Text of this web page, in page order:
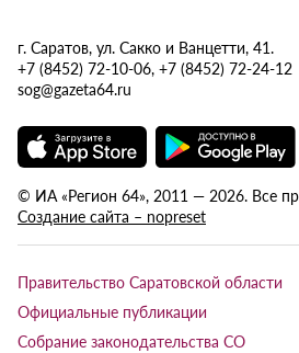
г. Саратов, ул. Сакко и Ванцетти, 41.
+7 (8452) 72-10-06, +7 (8452) 72-24-12
sog@gazeta64.ru
© ИА «Регион 64», 2011 — 2026. Все
Создание сайта – nopreset
Правительство Саратовской области
Официальные публикации
Собрание законодательства СО